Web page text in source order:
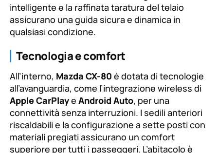
intelligente e la raffinata taratura del telaio
assicurano una guida sicura e dinamica in
qualsiasi condizione.
Tecnologia e comfort
All’interno, Mazda CX-80 è dotata di tecnologie
all’avanguardia, come l’integrazione wireless di
Apple CarPlaye Android Auto, per una
connettività senza interruzioni. I sedili anteriori
riscaldabili e la configurazione a sette posti con
materiali pregiati assicurano un comfort
superiore per tutti i passeggeri. L’abitacolo è